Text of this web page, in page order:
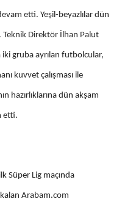
Eskişehir
Gaziantep
Giresun
Isparta
etti. Yeşil-beyazlılar dün
Teknik Direktör İlhan Palut
gruba ayrılan futbolcular,
kuvvet çalışması ile
hazırlıklarına dün akşam
etti.
Süper Lig maçında
Arabam.com